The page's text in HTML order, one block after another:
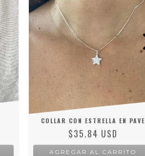
COLLAR CON ESTRELLA EN PAVE
$35.84 USD
AGREGAR AL CARRITO